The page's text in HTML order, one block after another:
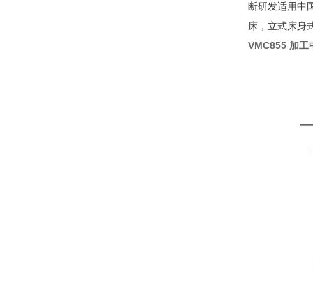
断研发适用中
床，立式床身
VMC855 加工